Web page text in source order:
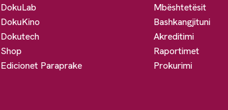
DokuLab
DokuKino
Dokutech
Shop
Edicionet Paraprake
Mbështetësit
Bashkangjituni
Akreditimi
Raportimet
Prokurimi